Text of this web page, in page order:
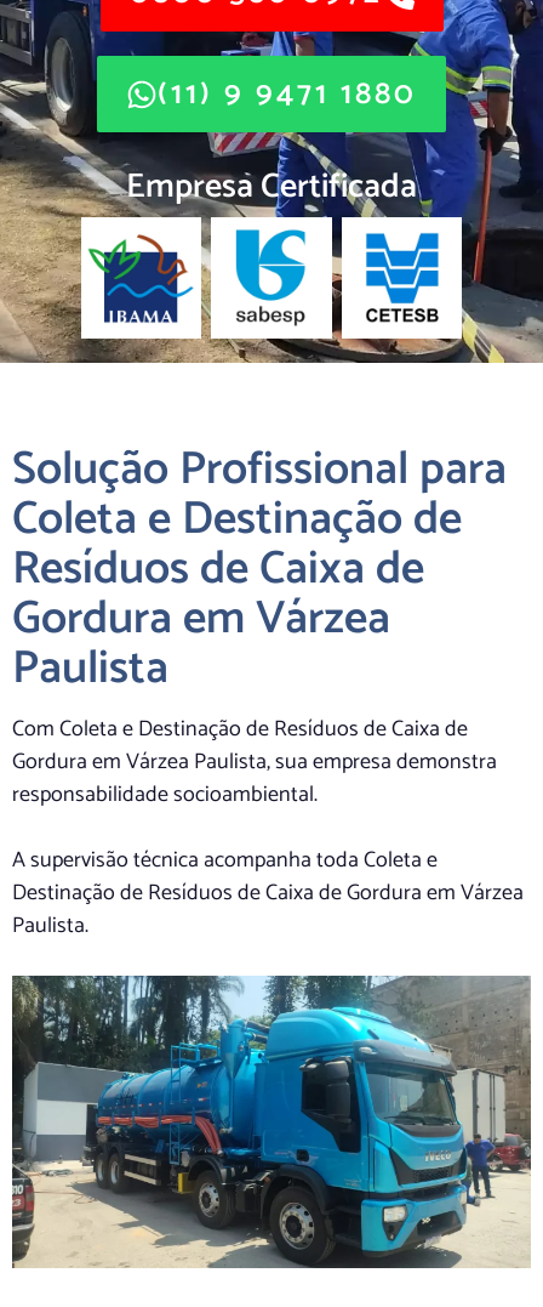
(11) 9 9471 1880
Empresa Certificada
Solução Profissional para
Coleta e Destinação de
Resíduos de Caixa de
Gordura em Várzea
Paulista
Com Coleta e Destinação de Resíduos de Caixa de
Gordura em Várzea Paulista, sua empresa demonstra
responsabilidade socioambiental.
A supervisão técnica acompanha toda Coleta e
Destinação de Resíduos de Caixa de Gordura em Várzea
Paulista.